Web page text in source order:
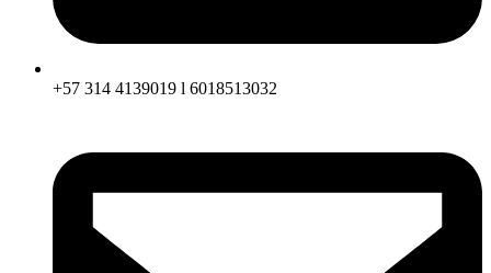
+57 314 4139019 l 6018513032